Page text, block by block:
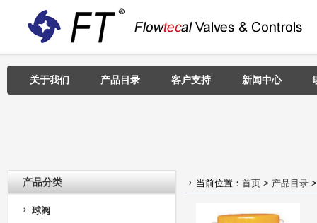
关于我们 产品目录 客户支持 新闻中心
产品分类
球阀
当前位置： 首页 > 产品目录